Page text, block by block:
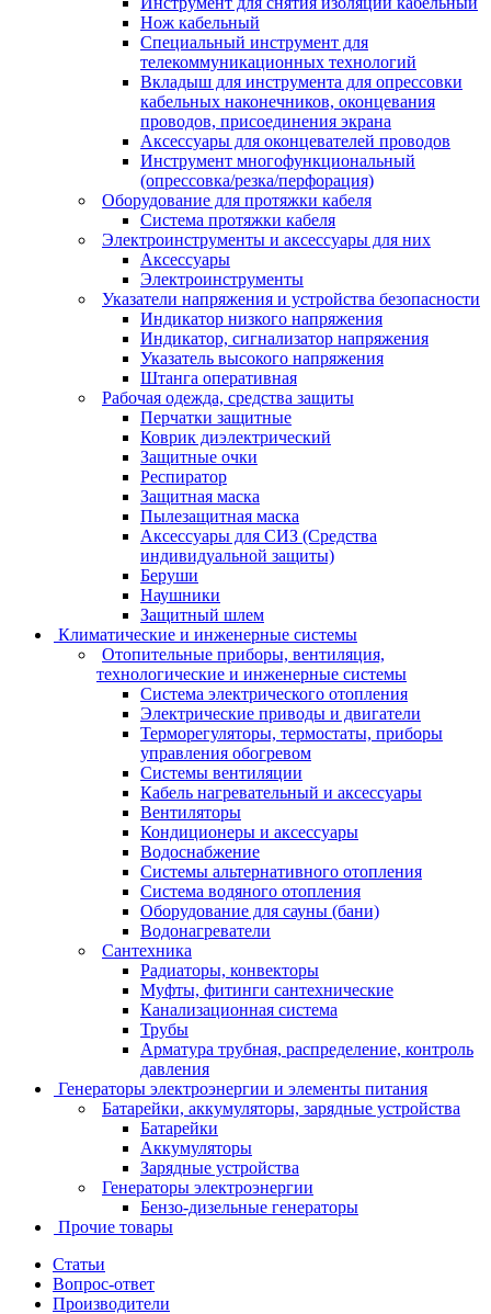
Нож кабельный
Специальный инструмент для
телекоммуникационных технологий
Вкладыш для инструмента для опрессовки
кабельных наконечников, оконцевания
проводов, присоединения экрана
Аксессуары для оконцевателей проводов
Инструмент многофункциональный
(опрессовка/резка/перфорация)
Оборудование для протяжки кабеля
Система протяжки кабеля
Электроинструменты и аксессуары для них
Аксессуары
Электроинструменты
Указатели напряжения и устройства безопасности
Индикатор низкого напряжения
Индикатор, сигнализатор напряжения
Указатель высокого напряжения
Штанга оперативная
Рабочая одежда, средства защиты
Перчатки защитные
Коврик диэлектрический
Защитные очки
Респиратор
Защитная маска
Пылезащитная маска
Аксессуары для СИЗ (Средства
индивидуальной защиты)
Беруши
Наушники
Защитный шлем
Климатические и инженерные системы
Отопительные приборы, вентиляция,
технологические и инженерные системы
Система электрического отопления
Электрические приводы и двигатели
Терморегуляторы, термостаты, приборы
управления обогревом
Системы вентиляции
Кабель нагревательный и аксессуары
Вентиляторы
Кондиционеры и аксессуары
Водоснабжение
Системы альтернативного отопления
Система водяного отопления
Оборудование для сауны (бани)
Водонагреватели
Сантехника
Радиаторы, конвекторы
Муфты, фитинги сантехнические
Канализационная система
Трубы
Арматура трубная, распределение, контроль
давления
Генераторы электроэнергии и элементы питания
Батарейки, аккумуляторы, зарядные устройства
Батарейки
Аккумуляторы
Зарядные устройства
Генераторы электроэнергии
Бензо-дизельные генераторы
Прочие товары
Статьи
Вопрос-ответ
Производители